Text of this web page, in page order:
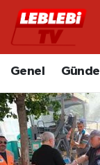
Genel
Hava
Trafik
Süper Lig